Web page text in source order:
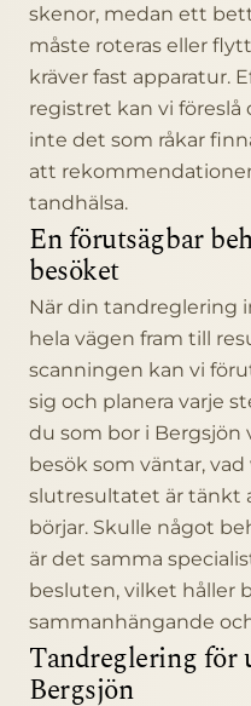
skenor, medan ett
måste roteras eller
kräver fast apparatur.
registret kan vi föreslå
inte det som råkar
att
tandhälsa.
En förutsägbar
besöket
När din tandreglering
hela vägen fram till
scanningen kan vi
sig och planera varje
du som bor i
besök som väntar,
slutresultatet är tänkt
börjar. Skulle något
är det samma
besluten, vilket håller
sammanhängande
Tandreglering för
Bergsjön